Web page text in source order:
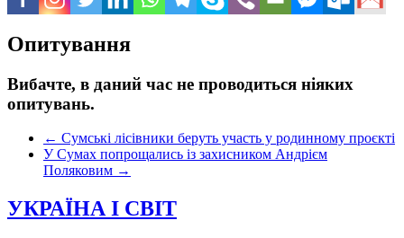
Опитування
Вибачте, в даний час не проводиться ніяких
опитувань.
← Сумські лісівники беруть участь у родинному проєкті
У Сумах попрощались із захисником Андрієм
Поляковим →
УКРАЇНА І СВІТ